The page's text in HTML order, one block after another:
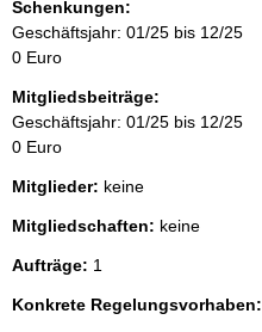
Schenkungen:
Geschäftsjahr: 01/25 bis 12/25
0 Euro
Mitgliedsbeiträge:
Geschäftsjahr: 01/25 bis 12/25
0 Euro
Mitglieder: keine
Mitgliedschaften: keine
Aufträge: 1
Konkrete Regelungsvorhaben: